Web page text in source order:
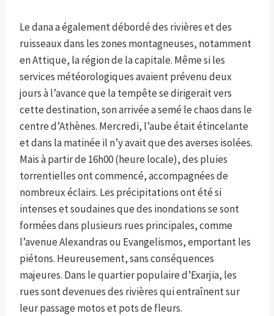
Le dana a également débordé des rivières et des
ruisseaux dans les zones montagneuses, notamment
en Attique, la région de la capitale. Même si les
services météorologiques avaient prévenu deux
jours à l’avance que la tempête se dirigerait vers
cette destination, son arrivée a semé le chaos dans le
centre d’Athènes. Mercredi, l’aube était étincelante
et dans la matinée il n’y avait que des averses isolées.
Mais à partir de 16h00 (heure locale), des pluies
torrentielles ont commencé, accompagnées de
nombreux éclairs. Les précipitations ont été si
intenses et soudaines que des inondations se sont
formées dans plusieurs rues principales, comme
l’avenue Alexandras ou Evangelismos, emportant les
piétons. Heureusement, sans conséquences
majeures. Dans le quartier populaire d’Exarjia, les
rues sont devenues des rivières qui entraînent sur
leur passage motos et pots de fleurs.